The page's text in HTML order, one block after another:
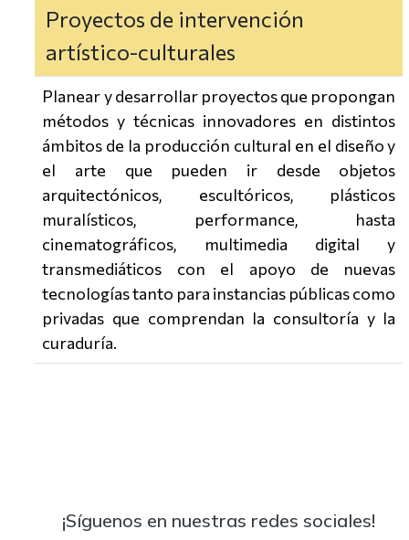
Proyectos de intervención
artístico-culturales
Planear y desarrollar proyectos que propongan
métodos y técnicas innovadores en distintos
ámbitos de la producción cultural en el diseño y
el arte que pueden ir desde objetos
arquitectónicos, escultóricos, plásticos
muralísticos, performance, hasta
cinematográficos, multimedia digital y
transmediáticos con el apoyo de nuevas
tecnologías tanto para instancias públicas como
privadas que comprendan la consultoría y la
curaduría.
¡Síguenos en nuestras redes sociales!